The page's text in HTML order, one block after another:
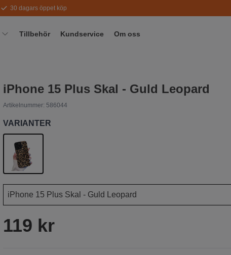
30 dagars öppet köp
Tillbehör Kundservice Om oss
iPhone 15 Plus Skal - Guld Leopard
Artikelnummer: 586044
VARIANTER
119 kr